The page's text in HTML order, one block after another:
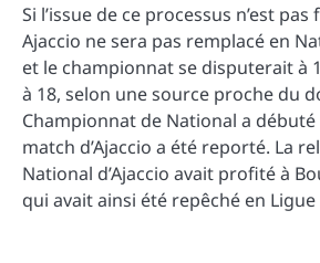
Si l’issue de ce processus n’est pas
Ajaccio ne sera pas remplacé en
et le championnat se disputerait à
à 18, selon une source proche du
Championnat de National a
match d’Ajaccio a été reporté. La
National d’Ajaccio avait profité à
qui avait ainsi été repêché en Ligue